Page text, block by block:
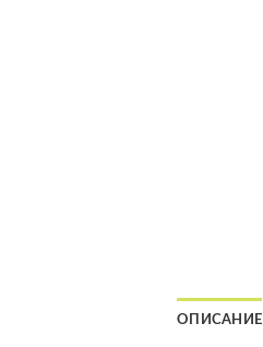
ОПИСАНИЕ